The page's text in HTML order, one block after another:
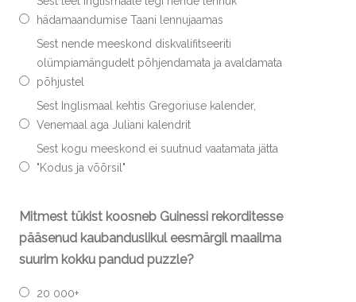
hädamaandumise Taani lennujaamas
Sest nende meeskond diskvalifitseeriti
olümpiamängudelt põhjendamata ja avaldamata
põhjustel
Sest Inglismaal kehtis Gregoriuse kalender,
Venemaal aga Juliani kalendrit
Sest kogu meeskond ei suutnud vaatamata jätta
"Kodus ja võõrsil"
Mitmest tükist koosneb Guinessi rekorditesse
pääsenud kaubanduslikul eesmärgil maailma
suurim kokku pandud puzzle?
20 000+